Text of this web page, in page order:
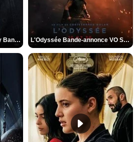
Spider-Man: Brand New Day Bande-annonce VO STFR L'Odyssée Bande-annonce VO STFR